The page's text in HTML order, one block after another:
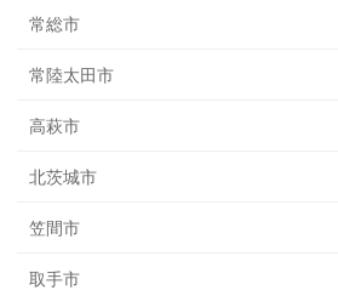
常総市
常陸太田市
高萩市
北茨城市
笠間市
取手市